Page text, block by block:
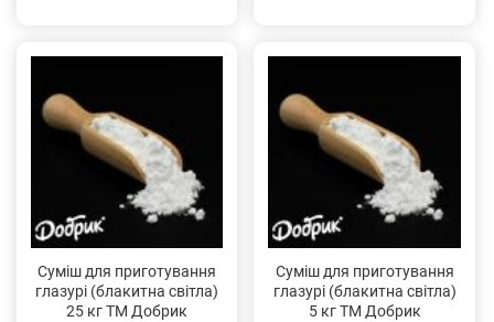
Суміш для приготування
глазурі (блакитна світла)
25 кг ТМ Добрик
Суміш для приготування
глазурі (блакитна світла)
5 кг ТМ Добрик